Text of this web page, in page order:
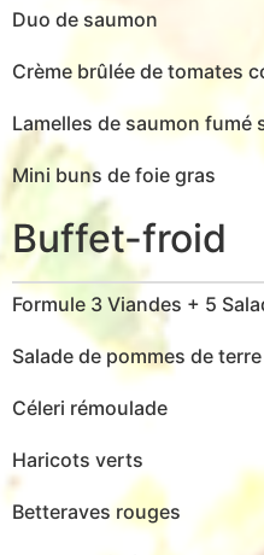
Duo de saumon
Crème brûlée de tomates
Lamelles de saumon fumé
Mini buns de foie gras
Buffet-froid
Formule 3 Viandes + 5
Salade de pommes de terre
Céleri rémoulade
Haricots verts
Betteraves rouges